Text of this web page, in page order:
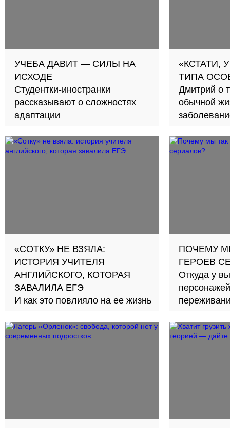
УЧЕБА ДАВИТ — СИЛЫ НА
ИСХОДЕ
Студентки-иностранки
рассказывают о сложностях
адаптации
«КСТАТИ,
ТИПА
Дмитрий о
обычной
«СОТКУ» НЕ ВЗЯЛА:
ИСТОРИЯ УЧИТЕЛЯ
АНГЛИЙСКОГО, КОТОРАЯ
ЗАВАЛИЛА ЕГЭ
И как это повлияло на ее жизнь
ПОЧЕМУ
ГЕРОЕВ
Откуда у